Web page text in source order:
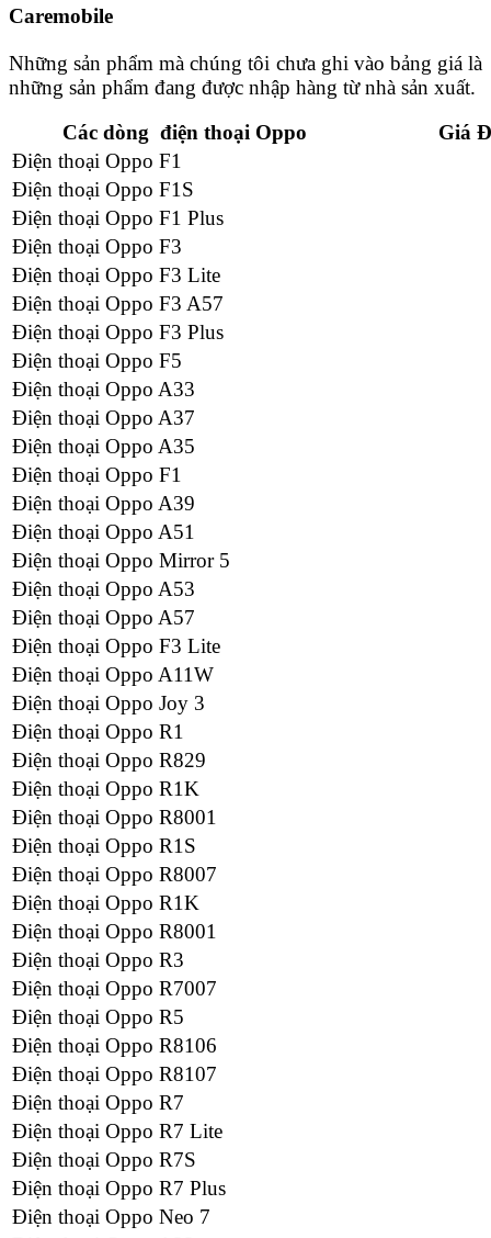
Caremobile
Những sản phẩm mà chúng tôi chưa ghi vào bảng giá là
những sản phẩm đang được nhập hàng từ nhà sản xuất.
Các dòng điện thoại Oppo
Giá
Điện thoại Oppo F1
Điện thoại Oppo F1S
Điện thoại Oppo F1 Plus
Điện thoại Oppo F3
Điện thoại Oppo F3 Lite
Điện thoại Oppo F3 A57
Điện thoại Oppo F3 Plus
Điện thoại Oppo F5
Điện thoại Oppo A33
Điện thoại Oppo A37
Điện thoại Oppo A35
Điện thoại Oppo F1
Điện thoại Oppo A39
Điện thoại Oppo A51
Điện thoại Oppo Mirror 5
Điện thoại Oppo A53
Điện thoại Oppo A57
Điện thoại Oppo F3 Lite
Điện thoại Oppo A11W
Điện thoại Oppo Joy 3
Điện thoại Oppo R1
Điện thoại Oppo R829
Điện thoại Oppo R1K
Điện thoại Oppo R8001
Điện thoại Oppo R1S
Điện thoại Oppo R8007
Điện thoại Oppo R1K
Điện thoại Oppo R8001
Điện thoại Oppo R3
Điện thoại Oppo R7007
Điện thoại Oppo R5
Điện thoại Oppo R8106
Điện thoại Oppo R8107
Điện thoại Oppo R7
Điện thoại Oppo R7 Lite
Điện thoại Oppo R7S
Điện thoại Oppo R7 Plus
Điện thoại Oppo Neo 7